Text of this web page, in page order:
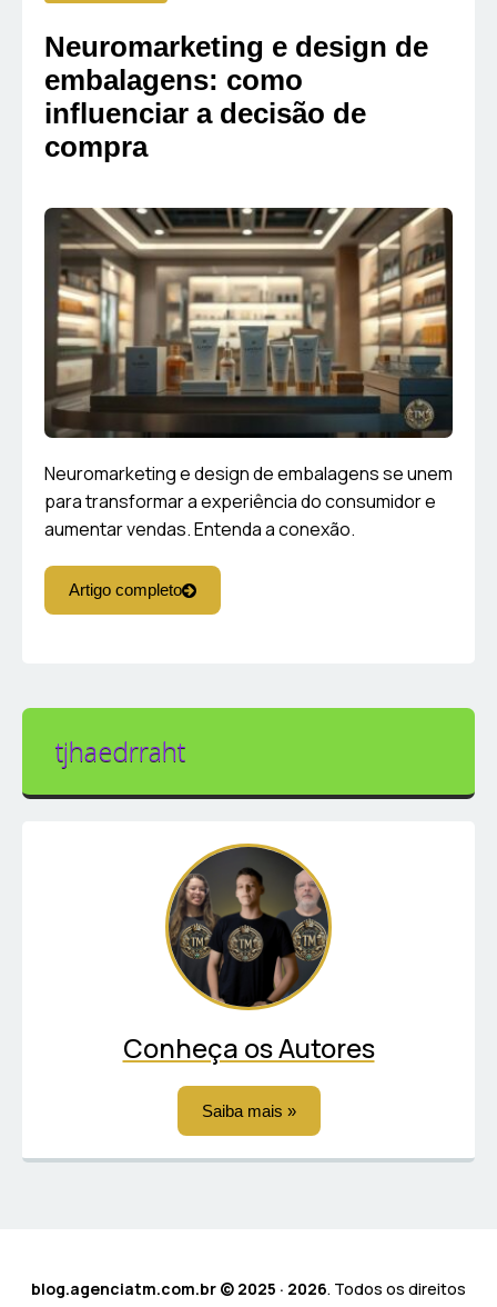
Neuromarketing e design de
embalagens: como
influenciar a decisão de
compra
Neuromarketing e design de embalagens se unem
para transformar a experiência do consumidor e
aumentar vendas. Entenda a conexão.
Artigo completo
tjhaedrraht
Conheça os Autores
Saiba mais »
blog.agenciatm.com.br © 2025 · 2026. Todos os direitos